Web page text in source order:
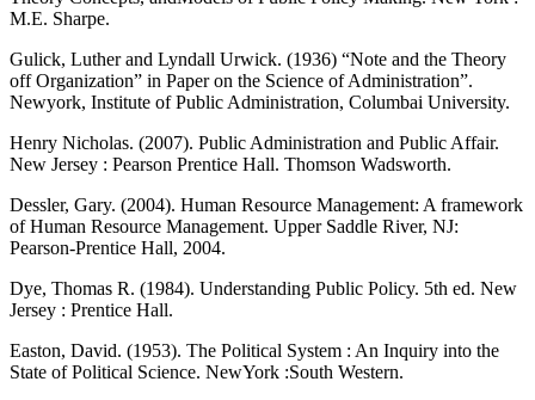
M.E. Sharpe.
Gulick, Luther and Lyndall Urwick. (1936) “Note and the Theory
off Organization” in Paper on the Science of Administration”.
Newyork, Institute of Public Administration, Columbai University.
Henry Nicholas. (2007). Public Administration and Public Affair.
New Jersey : Pearson Prentice Hall. Thomson Wadsworth.
Dessler, Gary. (2004). Human Resource Management: A framework
of Human Resource Management. Upper Saddle River, NJ:
Pearson-Prentice Hall, 2004.
Dye, Thomas R. (1984). Understanding Public Policy. 5th ed. New
Jersey : Prentice Hall.
Easton, David. (1953). The Political System : An Inquiry into the
State of Political Science. NewYork :South Western.